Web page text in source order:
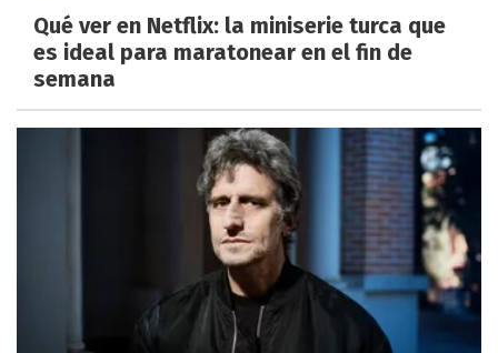
Qué ver en Netflix: la miniserie turca que
es ideal para maratonear en el fin de
semana